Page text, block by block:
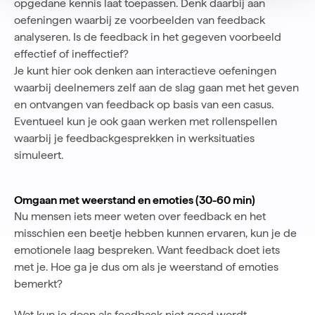
opgedane kennis laat toepassen. Denk daarbij aan
oefeningen waarbij ze voorbeelden van feedback
analyseren. Is de feedback in het gegeven voorbeeld
effectief of ineffectief?
Je kunt hier ook denken aan interactieve oefeningen
waarbij deelnemers zelf aan de slag gaan met het geven
en ontvangen van feedback op basis van een casus.
Eventueel kun je ook gaan werken met rollenspellen
waarbij je feedbackgesprekken in werksituaties
simuleert.
Omgaan met weerstand en emoties (30-60 min)
Nu mensen iets meer weten over feedback en het
misschien een beetje hebben kunnen ervaren, kun je de
emotionele laag bespreken. Want feedback doet iets
met je. Hoe ga je dus om als je weerstand of emoties
bemerkt?